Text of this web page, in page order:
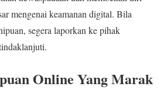
mengenai keamanan digital. Bila
segera laporkan ke pihak
Online Yang Marak